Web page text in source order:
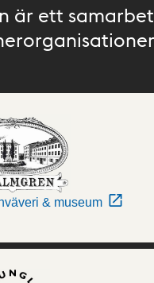
är ett
& museum